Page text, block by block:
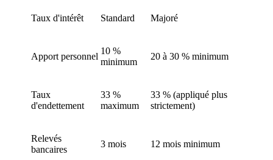
Taux d'intérêt Standard Majoré
Apport personnel
10 %
minimum
20 à 30 % minimum
Taux
d'endettement
33 %
maximum
33 % (appliqué plus
strictement)
Relevés
bancaires
3 mois 12 mois minimum